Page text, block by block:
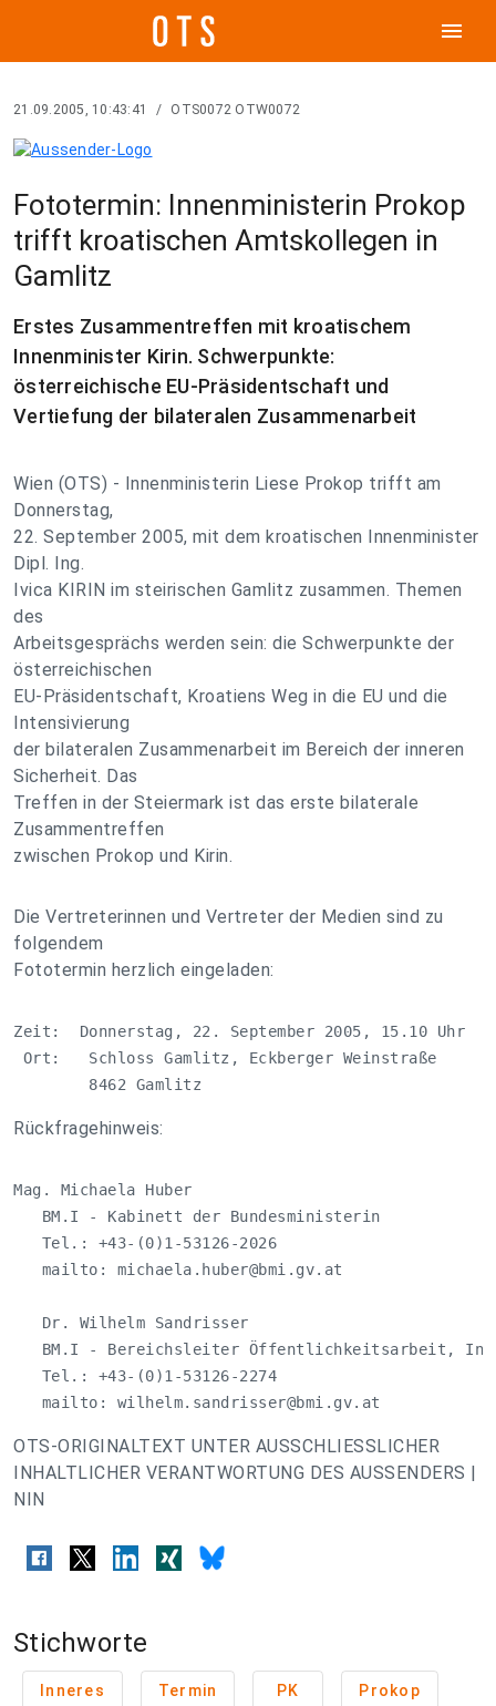
menu
21.09.2005, 10:43:41 / OTS0072 OTW0072
Fototermin: Innenministerin Prokop
trifft kroatischen Amtskollegen in
Gamlitz
Erstes Zusammentreffen mit kroatischem
Innenminister Kirin. Schwerpunkte:
österreichische EU-Präsidentschaft und
Vertiefung der bilateralen Zusammenarbeit
Wien (OTS) - Innenministerin Liese Prokop trifft am
Donnerstag,
22. September 2005, mit dem kroatischen Innenminister
Dipl. Ing.
Ivica KIRIN im steirischen Gamlitz zusammen. Themen
des
Arbeitsgesprächs werden sein: die Schwerpunkte der
österreichischen
EU-Präsidentschaft, Kroatiens Weg in die EU und die
Intensivierung
der bilateralen Zusammenarbeit im Bereich der inneren
Sicherheit. Das
Treffen in der Steiermark ist das erste bilaterale
Zusammentreffen
zwischen Prokop und Kirin.
Die Vertreterinnen und Vertreter der Medien sind zu
folgendem
Fototermin herzlich eingeladen:
Zeit:  Donnerstag, 22. September 2005, 15.10 Uhr
Ort:   Schloss Gamlitz, Eckberger Weinstraße
        8462 Gamlitz
Rückfragehinweis:
Mag. Michaela Huber
   BM.I - Kabinett der Bundesministerin
   Tel.: +43-(0)1-53126-2026
   mailto:
michaela.huber@bmi.gv.at
   Dr. Wilhelm Sandrisser
BM.I - Bereichsleiter Öffentlichkeitsarbeit,
   Tel.: +43-(0)1-53126-2274
   mailto:
wilhelm.sandrisser@bmi.gv.at
OTS-ORIGINALTEXT UNTER AUSSCHLIESSLICHER
INHALTLICHER VERANTWORTUNG DES AUSSENDERS |
NIN
Stichworte
Inneres Termin PK Prokop